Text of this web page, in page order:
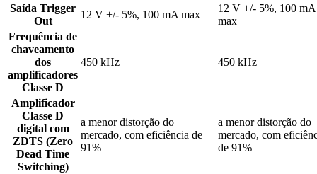
Saída Trigger
Out
12 V +/- 5%, 100 mA max
12 V +/- 5%, 100 mA
max
Frequência de
chaveamento
dos
amplificadores
Classe D
450 kHz 450 kHz
Amplificador
Classe D
digital com
ZDTS (Zero
Dead Time
Switching)
a menor distorção do
mercado, com eficiência de
91%
a menor distorção do
mercado, com
de 91%